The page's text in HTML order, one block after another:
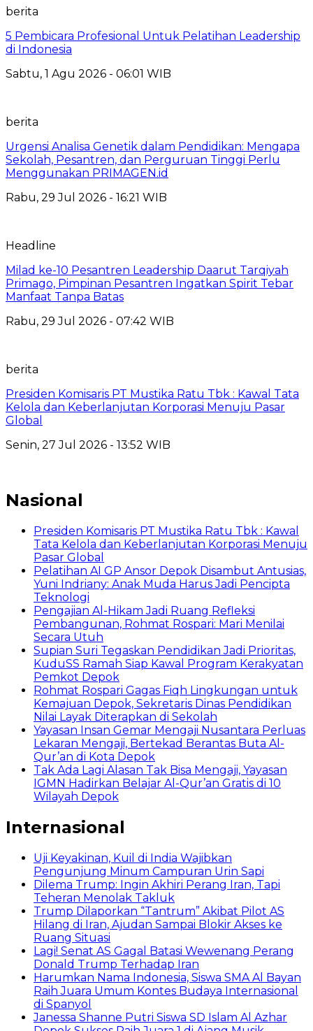
berita
5 Pembicara Profesional Untuk Pelatihan Leadership
di Indonesia
Sabtu, 1 Agu 2026 - 06:01 WIB
berita
Urgensi Analisa Genetik dalam Pendidikan: Mengapa
Sekolah, Pesantren, dan Perguruan Tinggi Perlu
Menggunakan PRIMAGEN.id
Rabu, 29 Jul 2026 - 16:21 WIB
Headline
Milad ke-10 Pesantren Leadership Daarut Tarqiyah
Primago, Pimpinan Pesantren Ingatkan Spirit Tebar
Manfaat Tanpa Batas
Rabu, 29 Jul 2026 - 07:42 WIB
berita
Presiden Komisaris PT Mustika Ratu Tbk : Kawal Tata
Kelola dan Keberlanjutan Korporasi Menuju Pasar
Global
Senin, 27 Jul 2026 - 13:52 WIB
Nasional
Presiden Komisaris PT Mustika Ratu Tbk : Kawal
Tata Kelola dan Keberlanjutan Korporasi Menuju
Pasar Global
Pelatihan AI GP Ansor Depok Disambut Antusias,
Yuni Indriany: Anak Muda Harus Jadi Pencipta
Teknologi
Pengajian Al-Hikam Jadi Ruang Refleksi
Pembangunan, Rohmat Rospari: Mari Menilai
Secara Utuh
Supian Suri Tegaskan Pendidikan Jadi Prioritas,
KuduSS Ramah Siap Kawal Program Kerakyatan
Pemkot Depok
Rohmat Rospari Gagas Fiqh Lingkungan untuk
Kemajuan Depok, Sekretaris Dinas Pendidikan
Nilai Layak Diterapkan di Sekolah
Yayasan Insan Gemar Mengaji Nusantara Perluas
Lekaran Mengaji, Bertekad Berantas Buta Al-
Qur’an di Kota Depok
Tak Ada Lagi Alasan Tak Bisa Mengaji, Yayasan
IGMN Hadirkan Belajar Al-Qur’an Gratis di 10
Wilayah Depok
Internasional
Uji Keyakinan, Kuil di India Wajibkan
Pengunjung Minum Campuran Urin Sapi
Dilema Trump: Ingin Akhiri Perang Iran, Tapi
Teheran Menolak Takluk
Trump Dilaporkan “Tantrum” Akibat Pilot AS
Hilang di Iran, Ajudan Sampai Blokir Akses ke
Ruang Situasi
Lagi! Senat AS Gagal Batasi Wewenang Perang
Donald Trump Terhadap Iran
Harumkan Nama Indonesia, Siswa SMA Al Bayan
Raih Juara Umum Kontes Budaya Internasional
di Spanyol
Janessa Shanne Putri Siswa SD Islam Al Azhar